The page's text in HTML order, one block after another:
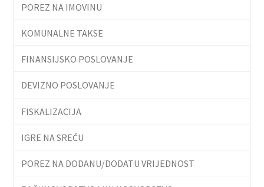
POREZ NA IMOVINU
KOMUNALNE TAKSE
FINANSIJSKO POSLOVANJE
DEVIZNO POSLOVANJE
FISKALIZACIJA
IGRE NA SREĆU
POREZ NA DODANU/DODATU VRIJEDNOST